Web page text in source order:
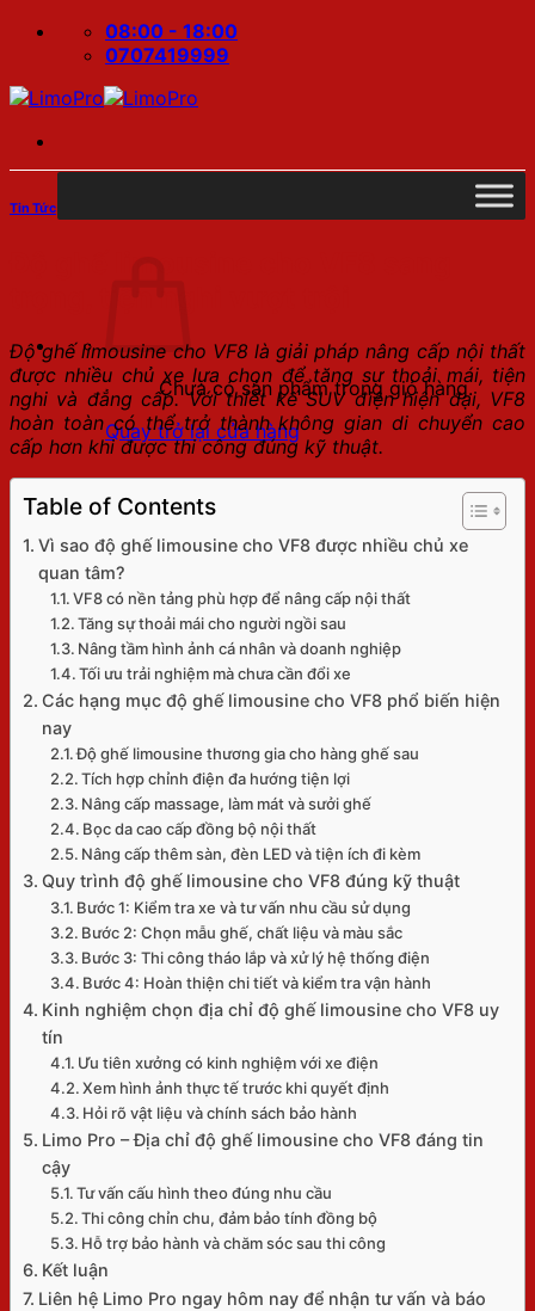
dung
08:00 - 18:00
0707419999
Chưa có sản phẩm trong giỏ hàng.
Quay trở lại cửa hàng
kiếm:
Tìm
kiếm:
Giỏ hàng
Chưa có sản phẩm trong giỏ hàng.
Quay trở lại cửa hàng
Tin Tức
Độ ghế limousine cho VF8 là giải pháp nâng cấp nội thất
được nhiều chủ xe lựa chọn để tăng sự thoải mái, tiện
nghi và đẳng cấp. Với thiết kế SUV điện hiện đại, VF8
hoàn toàn có thể trở thành không gian di chuyển cao
cấp hơn khi được thi công đúng kỹ thuật.
Table of Contents
Vì sao độ ghế limousine cho VF8 được nhiều chủ xe
quan tâm?
VF8 có nền tảng phù hợp để nâng cấp nội thất
Tăng sự thoải mái cho người ngồi sau
Nâng tầm hình ảnh cá nhân và doanh nghiệp
Tối ưu trải nghiệm mà chưa cần đổi xe
Các hạng mục độ ghế limousine cho VF8 phổ biến hiện
nay
Độ ghế limousine thương gia cho hàng ghế sau
Tích hợp chỉnh điện đa hướng tiện lợi
Nâng cấp massage, làm mát và sưởi ghế
Bọc da cao cấp đồng bộ nội thất
Nâng cấp thêm sàn, đèn LED và tiện ích đi kèm
Quy trình độ ghế limousine cho VF8 đúng kỹ thuật
Bước 1: Kiểm tra xe và tư vấn nhu cầu sử dụng
Bước 2: Chọn mẫu ghế, chất liệu và màu sắc
Bước 3: Thi công tháo lắp và xử lý hệ thống điện
Bước 4: Hoàn thiện chi tiết và kiểm tra vận hành
Kinh nghiệm chọn địa chỉ độ ghế limousine cho VF8 uy
tín
Ưu tiên xưởng có kinh nghiệm với xe điện
Xem hình ảnh thực tế trước khi quyết định
Hỏi rõ vật liệu và chính sách bảo hành
Limo Pro – Địa chỉ độ ghế limousine cho VF8 đáng tin
cậy
Tư vấn cấu hình theo đúng nhu cầu
Thi công chỉn chu, đảm bảo tính đồng bộ
Hỗ trợ bảo hành và chăm sóc sau thi công
Kết luận
Liên hệ Limo Pro ngay hôm nay để nhận tư vấn và báo